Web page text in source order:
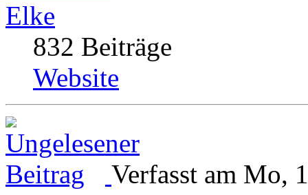
Elke
832 Beiträge
Website
Verfasst am Mo,